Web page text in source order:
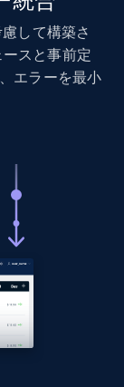
Initial
める
Rating,
Initial
める
して構築さ
スと事前定
エラーを最小